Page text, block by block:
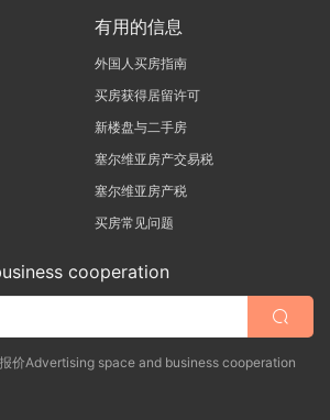
有用的信息
外国人买房指南
买房获得居留许可
新楼盘与二手房
塞尔维亚房产交易税
塞尔维亚房产税
买房常见问题
cooperation
价Advertising space and business cooperation